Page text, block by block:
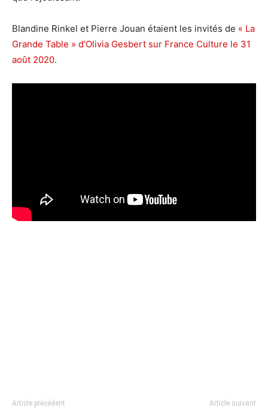
Blandine Rinkel et Pierre Jouan étaient les invités de « La
Grande Table » d'Olivia Gesbert sur France Culture le 31
août 2020.
Article précédent Article suivant